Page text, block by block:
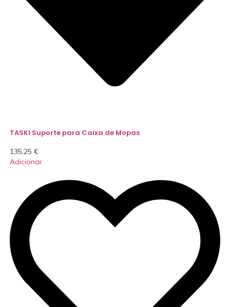
TASKI Suporte para Caixa de Mopas
135,25 €
Adicionar